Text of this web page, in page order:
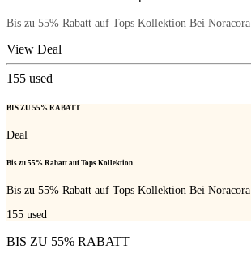
Bis zu 55% Rabatt auf Tops Kollektion Bei Noracora
View Deal
155 used
BIS ZU 55% RABATT
Deal
Bis zu 55% Rabatt auf Tops Kollektion
Bis zu 55% Rabatt auf Tops Kollektion Bei Noracora
155 used
BIS ZU 55% RABATT